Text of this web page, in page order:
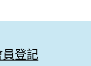
員登記